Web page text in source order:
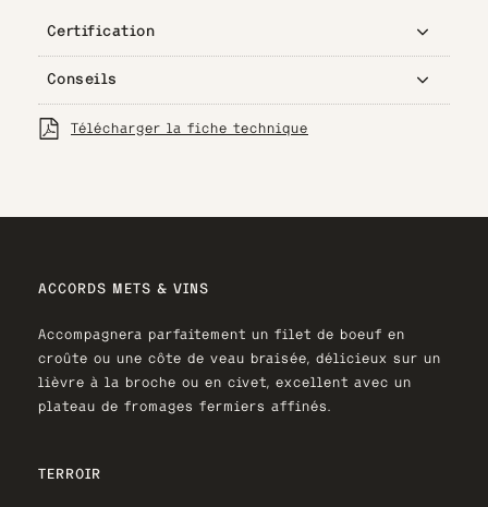
Certification
Conseils
Température de service 17-19°C.
Télécharger la fiche technique
ACCORDS METS & VINS
Accompagnera parfaitement un filet de boeuf en
croûte ou une côte de veau braisée, délicieux sur un
lièvre à la broche ou en civet, excellent avec un
plateau de fromages fermiers affinés.
TERROIR